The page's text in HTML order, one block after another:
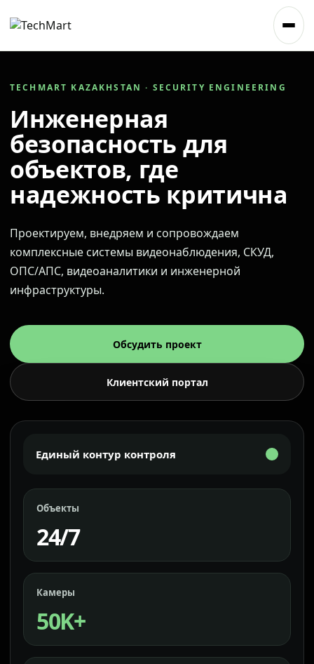
TECHMART KAZAKHSTAN · SECURITY ENGINEERING
Инженерная
безопасность для
объектов, где
надежность критична
Проектируем, внедряем и сопровождаем
комплексные системы видеонаблюдения, СКУД,
ОПС/АПС, видеоаналитики и инженерной
инфраструктуры.
Обсудить проект
Клиентский портал
Единый контур контроля
Объекты
24/7
Камеры
50K+